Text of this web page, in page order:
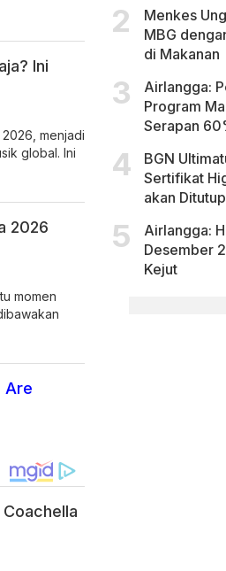
Ini
menjadi
global. Ini
2026
momen
Are
Menkes
MBG
di Makanan
Airlangga:
Program
Serapan
BGN
Sertifikat
akan Ditutup
Airlangga:
Desember
Kejut